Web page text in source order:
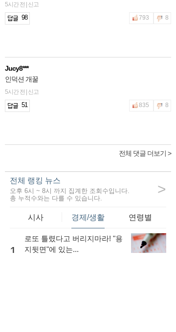
5시간 전 | 신고
98 793 8
Jucy8***
인덕션 개꿀
5시간 전 | 신고
51 835 8
전체 댓글 더보기 >
전체 랭킹 뉴스
오후 6시 ~ 8시 까지 집계한 조회수입니다.
총 누적수와는 다를 수 있습니다.
>
시사 경제/생활 연령별
1
로또 틀렸다고 버리지마라! "용
지뒷면"에 있는...